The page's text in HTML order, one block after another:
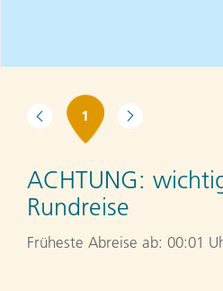
1
ACHTUNG:
Rundreise
Früheste Abreise ab: 00:01